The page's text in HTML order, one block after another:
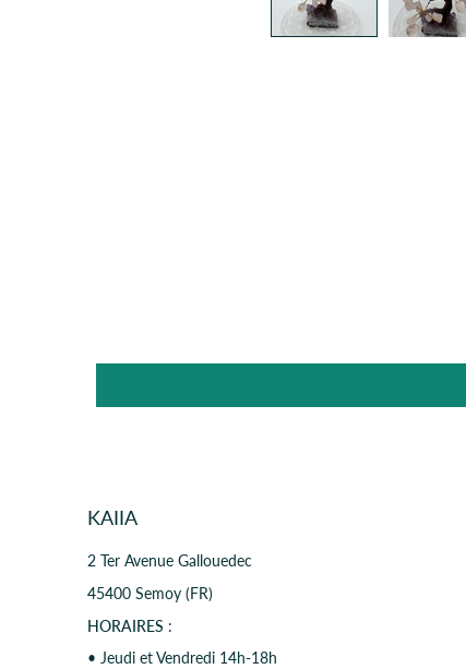
KAIIA
2 Ter Avenue Gallouedec
45400 Semoy (FR)
HORAIRES :
• Jeudi et Vendredi 14h-18h